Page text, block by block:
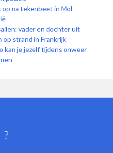
na tekenbeet in Mol-
vader en dochter uit
op strand in Frankrijk
kan je jezelf tijdens onweer